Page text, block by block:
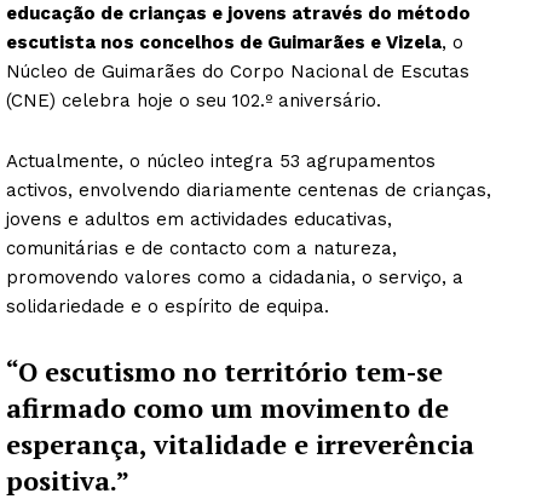
educação de crianças e jovens através do método
escutista nos concelhos de Guimarães e Vizela, o
Núcleo de Guimarães do Corpo Nacional de Escutas
(CNE) celebra hoje o seu 102.º aniversário.
Actualmente, o núcleo integra 53 agrupamentos
activos, envolvendo diariamente centenas de crianças,
jovens e adultos em actividades educativas,
comunitárias e de contacto com a natureza,
promovendo valores como a cidadania, o serviço, a
solidariedade e o espírito de equipa.
“O escutismo no território tem-se
afirmado como um movimento de
esperança, vitalidade e irreverência
positiva.”